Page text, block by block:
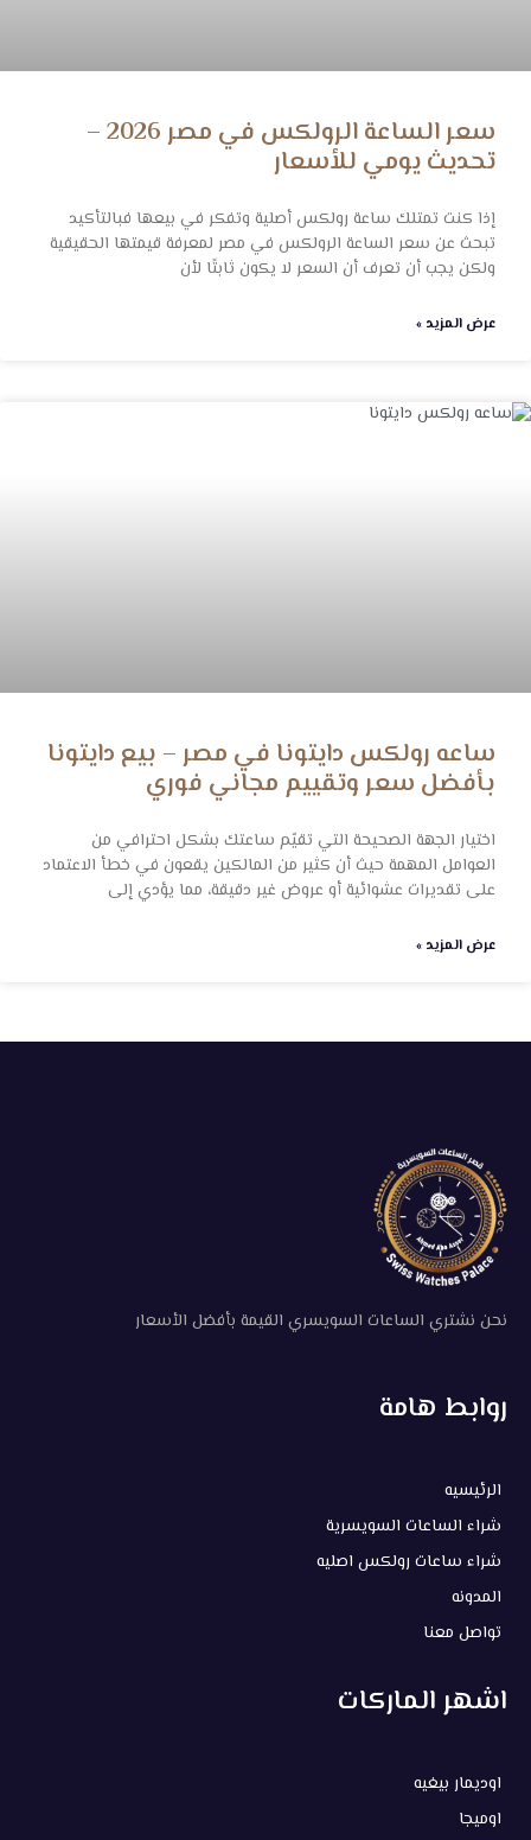
سعر الساعة الرولكس في مصر 2026 –
تحديث يومي للأسعار
إذا كنت تمتلك ساعة رولكس أصلية وتفكر في بيعها فبالتأكيد
تبحث عن سعر الساعة الرولكس في مصر لمعرفة قيمتها الحقيقية
ولكن يجب أن تعرف أن السعر لا يكون ثابتًا لأن
عرض المزيد »
ساعه رولكس دايتونا في مصر – بيع دايتونا
بأفضل سعر وتقييم مجاني فوري
اختيار الجهة الصحيحة التي تقيّم ساعتك بشكل احترافي من
العوامل المهمة حيث أن كثير من المالكين يقعون في خطأ الاعتماد
على تقديرات عشوائية أو عروض غير دقيقة، مما يؤدي إلى
عرض المزيد »
نحن نشتري الساعات السويسري القيمة بأفضل الأسعار
روابط هامة
الرئيسيه
شراء الساعات السويسرية
شراء ساعات رولكس اصليه
المدونه
تواصل معنا
اشهر الماركات
اوديمار بيغيه
اوميجا